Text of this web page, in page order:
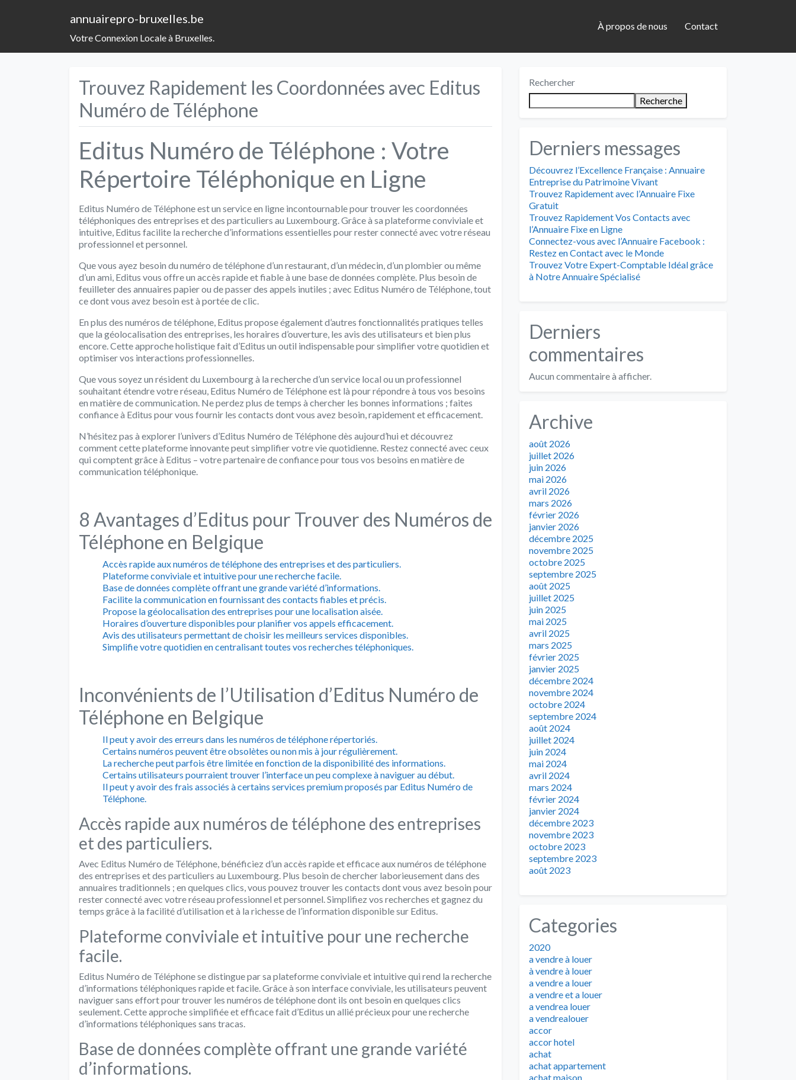
annuairepro-bruxelles.be
Votre Connexion Locale à Bruxelles.
À propos de nous Contact
Trouvez Rapidement les Coordonnées avec Editus
Numéro de Téléphone
Editus Numéro de Téléphone : Votre
Répertoire Téléphonique en Ligne
Editus Numéro de Téléphone est un service en ligne incontournable pour trouver les coordonnées
téléphoniques des entreprises et des particuliers au Luxembourg. Grâce à sa plateforme conviviale et
intuitive, Editus facilite la recherche d’informations essentielles pour rester connecté avec votre réseau
professionnel et personnel.
Que vous ayez besoin du numéro de téléphone d’un restaurant, d’un médecin, d’un plombier ou même
d’un ami, Editus vous offre un accès rapide et fiable à une base de données complète. Plus besoin de
feuilleter des annuaires papier ou de passer des appels inutiles ; avec Editus Numéro de Téléphone, tout
ce dont vous avez besoin est à portée de clic.
En plus des numéros de téléphone, Editus propose également d’autres fonctionnalités pratiques telles
que la géolocalisation des entreprises, les horaires d’ouverture, les avis des utilisateurs et bien plus
encore. Cette approche holistique fait d’Editus un outil indispensable pour simplifier votre quotidien et
optimiser vos interactions professionnelles.
Que vous soyez un résident du Luxembourg à la recherche d’un service local ou un professionnel
souhaitant étendre votre réseau, Editus Numéro de Téléphone est là pour répondre à tous vos besoins
en matière de communication. Ne perdez plus de temps à chercher les bonnes informations ; faites
confiance à Editus pour vous fournir les contacts dont vous avez besoin, rapidement et efficacement.
N’hésitez pas à explorer l’univers d’Editus Numéro de Téléphone dès aujourd’hui et découvrez
comment cette plateforme innovante peut simplifier votre vie quotidienne. Restez connecté avec ceux
qui comptent grâce à Editus – votre partenaire de confiance pour tous vos besoins en matière de
communication téléphonique.
8 Avantages d’Editus pour Trouver des Numéros de
Téléphone en Belgique
Accès rapide aux numéros de téléphone des entreprises et des particuliers.
Plateforme conviviale et intuitive pour une recherche facile.
Base de données complète offrant une grande variété d’informations.
Facilite la communication en fournissant des contacts fiables et précis.
Propose la géolocalisation des entreprises pour une localisation aisée.
Horaires d’ouverture disponibles pour planifier vos appels efficacement.
Avis des utilisateurs permettant de choisir les meilleurs services disponibles.
Simplifie votre quotidien en centralisant toutes vos recherches téléphoniques.
Inconvénients de l’Utilisation d’Editus Numéro de
Téléphone en Belgique
Il peut y avoir des erreurs dans les numéros de téléphone répertoriés.
Certains numéros peuvent être obsolètes ou non mis à jour régulièrement.
La recherche peut parfois être limitée en fonction de la disponibilité des informations.
Certains utilisateurs pourraient trouver l’interface un peu complexe à naviguer au début.
Il peut y avoir des frais associés à certains services premium proposés par Editus Numéro de
Téléphone.
Accès rapide aux numéros de téléphone des entreprises
et des particuliers.
Avec Editus Numéro de Téléphone, bénéficiez d’un accès rapide et efficace aux numéros de téléphone
des entreprises et des particuliers au Luxembourg. Plus besoin de chercher laborieusement dans des
annuaires traditionnels ; en quelques clics, vous pouvez trouver les contacts dont vous avez besoin pour
rester connecté avec votre réseau professionnel et personnel. Simplifiez vos recherches et gagnez du
temps grâce à la facilité d’utilisation et à la richesse de l’information disponible sur Editus.
Plateforme conviviale et intuitive pour une recherche
facile.
Editus Numéro de Téléphone se distingue par sa plateforme conviviale et intuitive qui rend la recherche
d’informations téléphoniques rapide et facile. Grâce à son interface conviviale, les utilisateurs peuvent
naviguer sans effort pour trouver les numéros de téléphone dont ils ont besoin en quelques clics
seulement. Cette approche simplifiée et efficace fait d’Editus un allié précieux pour une recherche
d’informations téléphoniques sans tracas.
Base de données complète offrant une grande variété
d’informations.
Rechercher
Recherche
Derniers messages
Découvrez l’Excellence Française : Annuaire
Entreprise du Patrimoine Vivant
Trouvez Rapidement avec l’Annuaire Fixe
Gratuit
Trouvez Rapidement Vos Contacts avec
l’Annuaire Fixe en Ligne
Connectez-vous avec l’Annuaire Facebook :
Restez en Contact avec le Monde
Trouvez Votre Expert-Comptable Idéal grâce
à Notre Annuaire Spécialisé
Derniers
commentaires
Aucun commentaire à afficher.
Archive
août 2026
juillet 2026
juin 2026
mai 2026
avril 2026
mars 2026
février 2026
janvier 2026
décembre 2025
novembre 2025
octobre 2025
septembre 2025
août 2025
juillet 2025
juin 2025
mai 2025
avril 2025
mars 2025
février 2025
janvier 2025
décembre 2024
novembre 2024
octobre 2024
septembre 2024
août 2024
juillet 2024
juin 2024
mai 2024
avril 2024
mars 2024
février 2024
janvier 2024
décembre 2023
novembre 2023
octobre 2023
septembre 2023
août 2023
Categories
2020
a vendre à louer
à vendre à louer
a vendre a louer
a vendre et a louer
a vendrea louer
a vendrealouer
accor
accor hotel
achat
achat appartement
achat maison